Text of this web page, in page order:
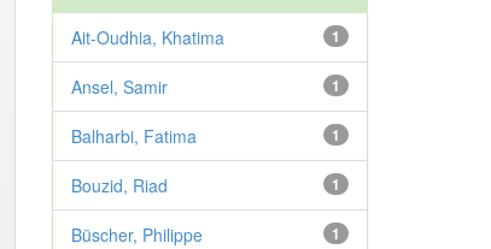
1
Ait-Oudhia, Khatima
1
Ansel, Samir
1
Balharbi, Fatima
1
Bouzid, Riad
1
Büscher, Philippe